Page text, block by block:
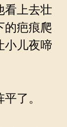
看上去壮
的疤痕爬
小儿夜啼
了。